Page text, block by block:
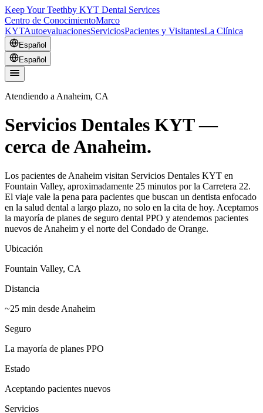
Keep Your Teethby KYT Dental Services
Centro de ConocimientoMarco
KYTAutoevaluacionesServiciosPacientes y VisitantesLa Clínica
Español
Español
Atendiendo a Anaheim, CA
Servicios Dentales KYT —
cerca de Anaheim.
Los pacientes de Anaheim visitan Servicios Dentales KYT en
Fountain Valley, aproximadamente 25 minutos por la Carretera 22.
El viaje vale la pena para pacientes que buscan un dentista enfocado
en la salud dental a largo plazo, no solo en la cita de hoy. Aceptamos
la mayoría de planes de seguro dental PPO y atendemos pacientes
nuevos de Anaheim y el norte del Condado de Orange.
Ubicación
Fountain Valley, CA
Distancia
~25 min desde Anaheim
Seguro
La mayoría de planes PPO
Estado
Aceptando pacientes nuevos
Servicios